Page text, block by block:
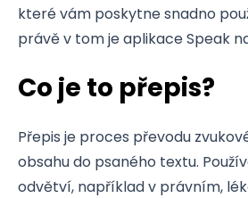
které vám poskytne snadno
právě v tom je aplikace Speak
Co je to přepis?
Přepis je proces převodu
obsahu do psaného textu.
odvětví, například v právním,